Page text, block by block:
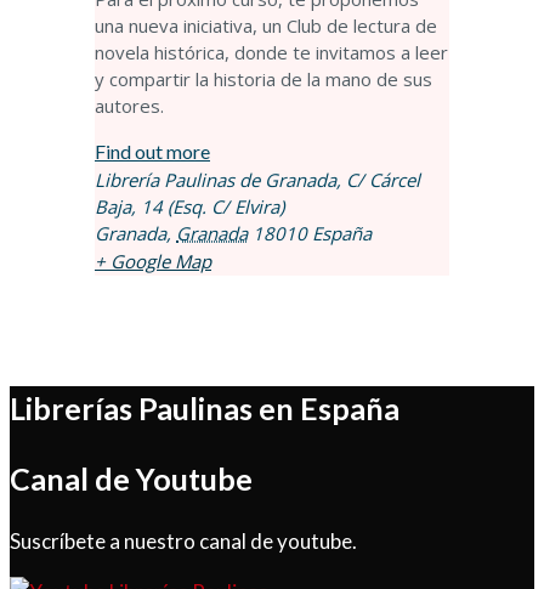
una nueva iniciativa, un Club de lectura de
novela histórica, donde te invitamos a leer
y compartir la historia de la mano de sus
autores.
Find out more
Librería Paulinas de Granada, C/ Cárcel
Baja, 14 (Esq. C/ Elvira)
Granada, Granada 18010 España
+ Google Map
Librerías Paulinas en España
Canal de Youtube
Suscríbete a nuestro canal de youtube.